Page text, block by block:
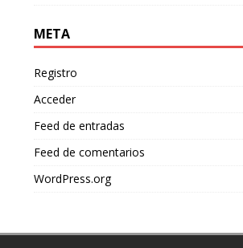
META
Registro
Acceder
Feed de entradas
Feed de comentarios
WordPress.org